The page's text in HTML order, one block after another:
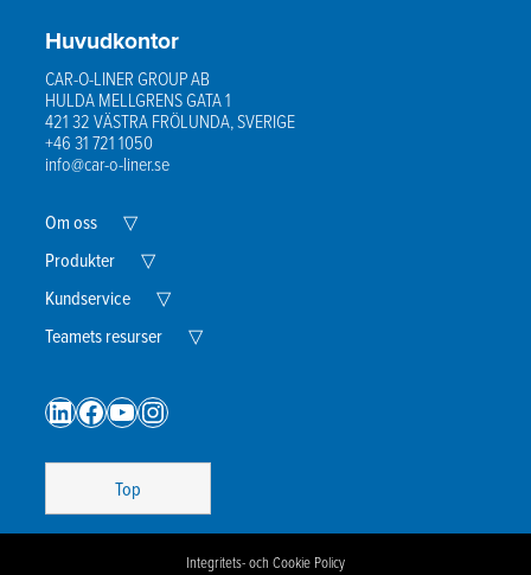
Huvudkontor
CAR-O-LINER GROUP AB
HULDA MELLGRENS GATA 1
421 32 VÄSTRA FRÖLUNDA, SVERIGE
+46 31 721 1050
info@car-o-liner.se
Om oss ▽Expand
Menu
Produkter ▽Expand
Menu
Kundservice ▽Expand
Menu
Teamets resurser ▽Expand
LinkedIn
Facebook
YouTube
Instagram
Top
Integritets- och Cookie Policy